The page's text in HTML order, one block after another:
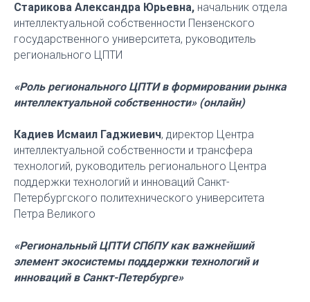
Старикова Александра Юрьевна, начальник отдела
интеллектуальной собственности Пензенского
государственного университета, руководитель
регионального ЦПТИ
«Роль регионального ЦПТИ в формировании рынка
интеллектуальной собственности» (онлайн)
Кадиев Исмаил Гаджиевич, директор Центра
интеллектуальной собственности и трансфера
технологий, руководитель регионального Центра
поддержки технологий и инноваций Санкт-
Петербургского политехнического университета
Петра Великого
«Региональный ЦПТИ СПбПУ как важнейший
элемент экосистемы поддержки технологий и
инноваций в Санкт-Петербурге»